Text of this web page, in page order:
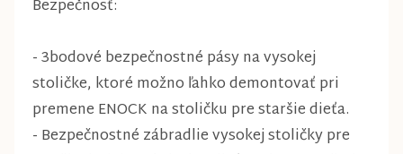
Bezpečnosť:
- 3bodové bezpečnostné pásy na vysokej
stoličke, ktoré možno ľahko demontovať pri
premene ENOCK na stoličku pre staršie dieťa.
- Bezpečnostné zábradlie vysokej stoličky pre